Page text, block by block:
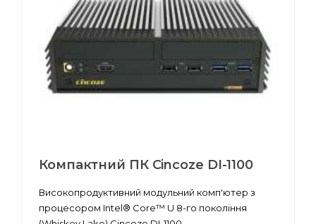
Компактний ПК Cincoze DI-1100
Високопродуктивний модульний комп'ютер з
процесором Intel® Core™ U 8-го покоління